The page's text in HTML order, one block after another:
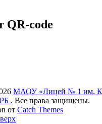
QR-code
МАОУ «Лицей № 1 им.
. Все права защищены.
от Catch Themes